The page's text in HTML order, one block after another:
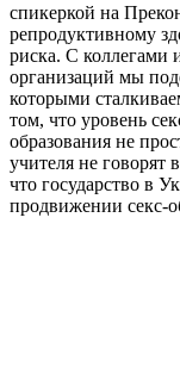
спикеркой на
репродуктивному
риска. С коллегами
организаций мы
которыми
том, что уровень
образования не
учителя не
что государство в
продвижении секс-